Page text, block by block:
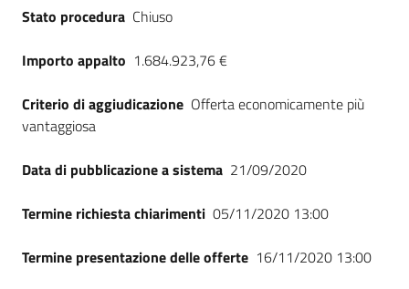
Stato procedura Chiuso
Importo appalto 1.684.923,76 €
Criterio di aggiudicazione Offerta economicamente più
vantaggiosa
Data di pubblicazione a sistema 21/09/2020
Termine richiesta chiarimenti 05/11/2020 13:00
Termine presentazione delle offerte 16/11/2020 13:00